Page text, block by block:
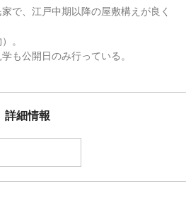
で、江戸中期以降の屋敷構えが良く
。
も公開日のみ行っている。
詳細情報